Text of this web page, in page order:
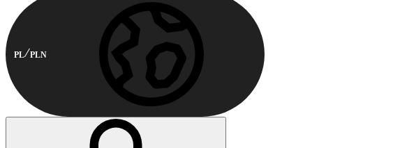
PL PLN